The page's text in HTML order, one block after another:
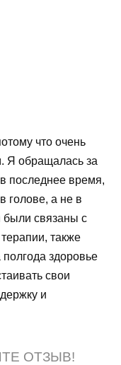
что очень
Я обращалась за
последнее время,
голове, а не в
были связаны с
также
здоровье
свои
и
ОТЗЫВ!